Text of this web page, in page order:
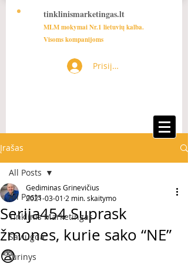
tinklinismarketingas.lt
MLM mokymai Nr.1 lietuvių kalba.
Visoms kompanijoms
Prisijungti
Įrašas
All Posts
Tinklinis Marketingas
Saviugda
turinys
All Posts
Serija454 Suprask
žmones, kurie sako “NE”
😨
Gediminas Grinevičius
2021-03-01 2 min. skaitymo